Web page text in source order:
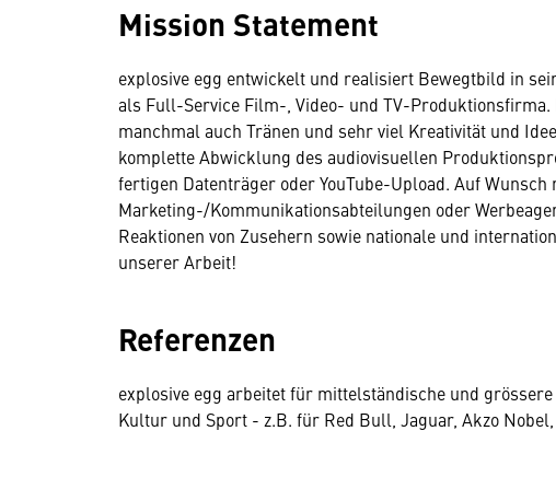
Mission Statement
explosive egg entwickelt und realisiert Bewegtbild in
als Full-Service Film-, Video- und TV-
manchmal auch Tränen und sehr viel Kreativität und
komplette Abwicklung des audiovisuellen
fertigen Datenträger oder YouTube-Upload. Auf
Marketing-/Kommunikationsabteilungen oder
Reaktionen von Zusehern sowie nationale und
unserer Arbeit!
Referenzen
explosive egg arbeitet für mittelständische und
Kultur und Sport - z.B. für Red Bull, Jaguar, Akzo